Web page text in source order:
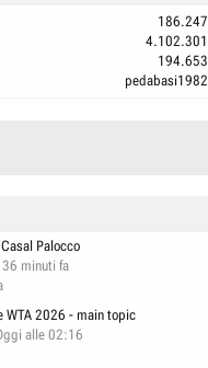
186.247
4.102.301
194.653
pedabasi1982
Palocco
36 minuti fa
WTA 2026 - main topic
alle 02:16